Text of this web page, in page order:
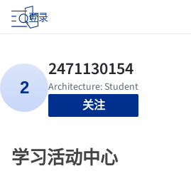
登录
关注
学习活动中心